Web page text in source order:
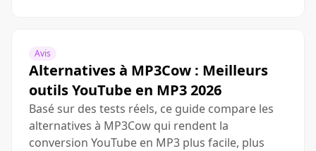
Avis
Alternatives à MP3Cow : Meilleurs
outils YouTube en MP3 2026
Basé sur des tests réels, ce guide compare les
alternatives à MP3Cow qui rendent la
conversion YouTube en MP3 plus facile, plus